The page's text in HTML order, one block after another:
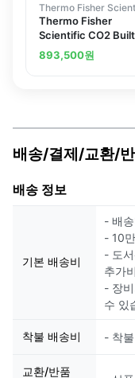
Thermo Fisher
Thermo Fisher
Scientific CO2
Gas Guard
893,500원
배송/결제/교환/
배송 정보
기본 배송비
- 배
- 10
- 도
추가
- 장
수 있
착불 배송비 - 착
교환/반품